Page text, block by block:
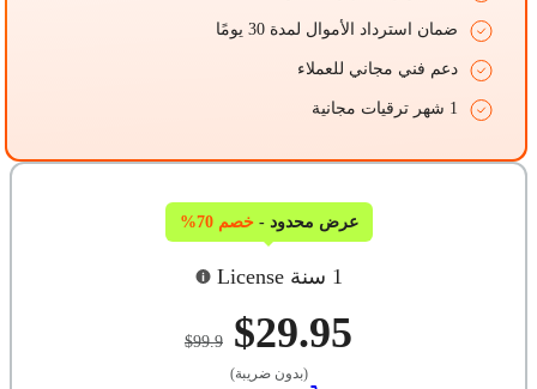
ضمان استرداد الأموال لمدة 30 يومًا
دعم فني مجاني للعملاء
1 شهر ترقيات مجانية
عرض محدود -خصم 70%
1 سنة License
$29.95
$99.9
(بدون ضريبة)